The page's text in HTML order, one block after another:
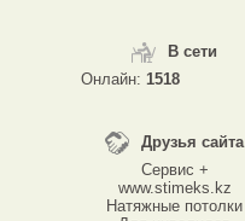
В сети
Онлайн: 1518
Друзья сайта
Сервис +
www.stimeks.kz
Натяжные потолки